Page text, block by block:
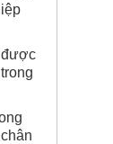
được